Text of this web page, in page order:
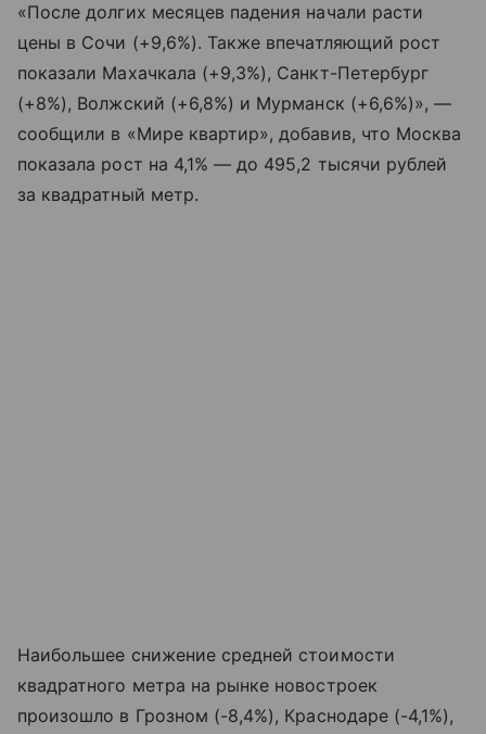
«После долгих месяцев падения начали расти
цены в Сочи (+9,6%). Также впечатляющий рост
показали Махачкала (+9,3%), Санкт-Петербург
(+8%), Волжский (+6,8%) и Мурманск (+6,6%)», —
сообщили в «Мире квартир», добавив, что Москва
показала рост на 4,1% — до 495,2 тысячи рублей
за квадратный метр.
Наибольшее снижение средней стоимости
квадратного метра на рынке новостроек
произошло в Грозном (-8,4%), Краснодаре (-4,1%),